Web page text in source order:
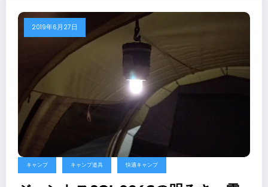
2019年6月27日
キャンプ キャンプ道具 快適キャンプ